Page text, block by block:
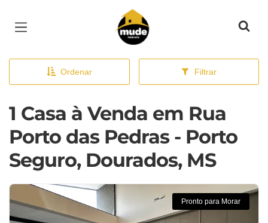
Página inicial
Ordenar Filtrar
1 Casa à Venda em Rua
Porto das Pedras - Porto
Seguro, Dourados, MS
Pronto para Morar